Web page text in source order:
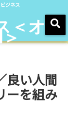
ジネス
＜オ
良い人間
ーを組み